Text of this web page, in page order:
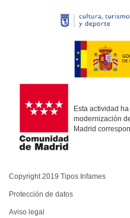
Esta actividad
modernización
Madrid
Copyright 2019 Tipos Infames
Protección de datos
Aviso legal